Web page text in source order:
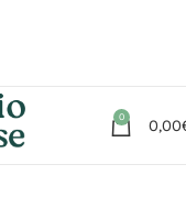
0 0,00